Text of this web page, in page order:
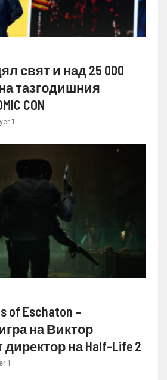
свят и над 25 000
тазгодишния
CON
1
of Eschaton –
на Виктор
на Half-Life 2
1